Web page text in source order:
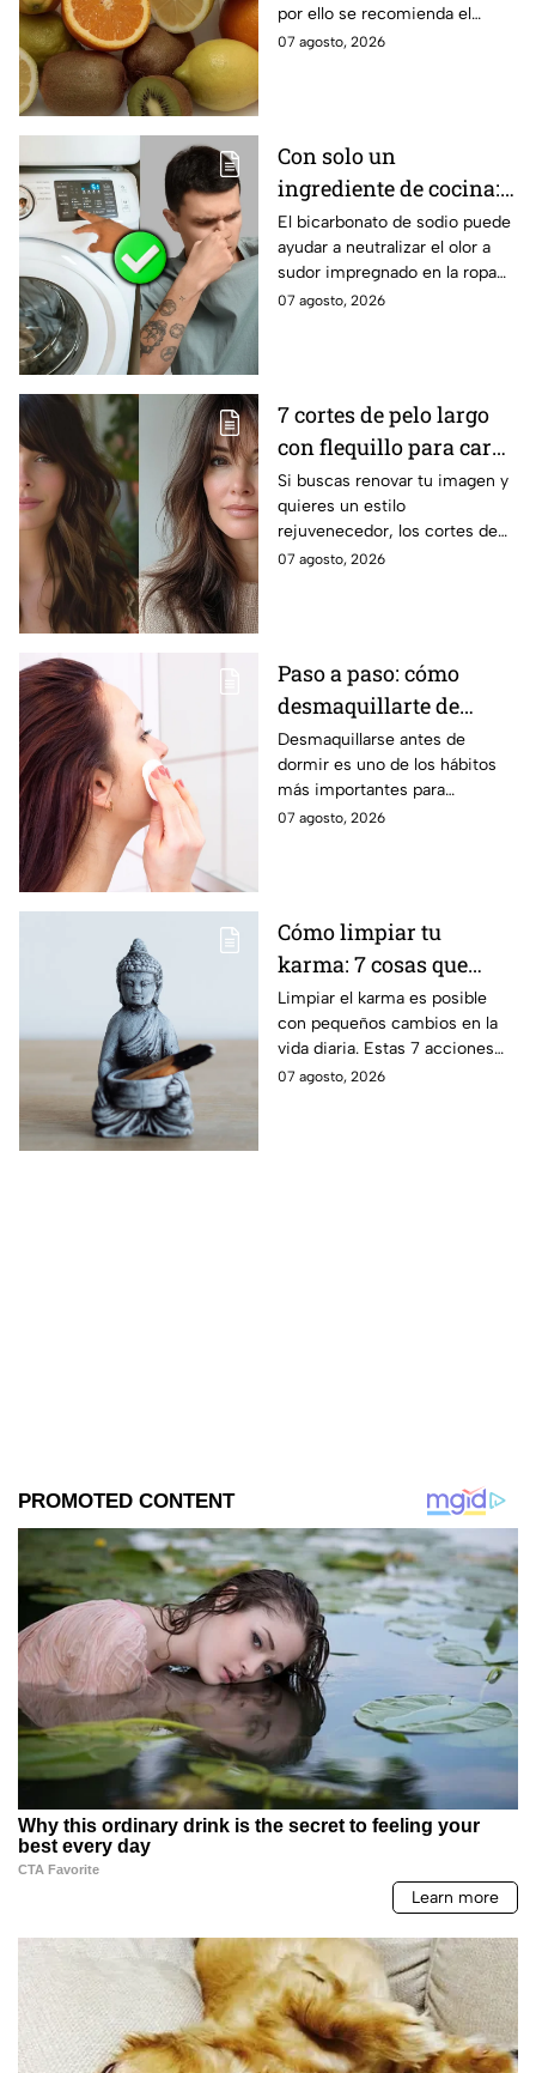
por ello se recomienda el
consumo de ciertas frutas.
07 agosto, 2026
Con solo un
ingrediente de cocina:
elimina el olor a sudor
de las camisetas de
deporte
El bicarbonato de sodio puede
ayudar a neutralizar el olor a
sudor impregnado en la ropa
deportiva cuando se utiliza
07 agosto, 2026
7 cortes de pelo largo
con flequillo para cara
redonda que te hace ver
más joven después de
los 40
Si buscas renovar tu imagen y
quieres un estilo
rejuvenecedor, los cortes de
pelo que apuestan por melenas
07 agosto, 2026
Paso a paso: cómo
desmaquillarte de
noche para cuidar tu
piel y evitar arrugas
Desmaquillarse antes de
dormir es uno de los hábitos
más importantes para
mantener la piel sana y
barrera cutánea, prevenir la
obstrucción de los poros y
prevenir la aparición de
arrugas tempranas.
07 agosto, 2026
Cómo limpiar tu
karma: 7 cosas que
debes hacer desde
ahora
Limpiar el karma es posible
con pequeños cambios en la
vida diaria. Estas 7 acciones
pueden ayudarte a soltar lo
07 agosto, 2026